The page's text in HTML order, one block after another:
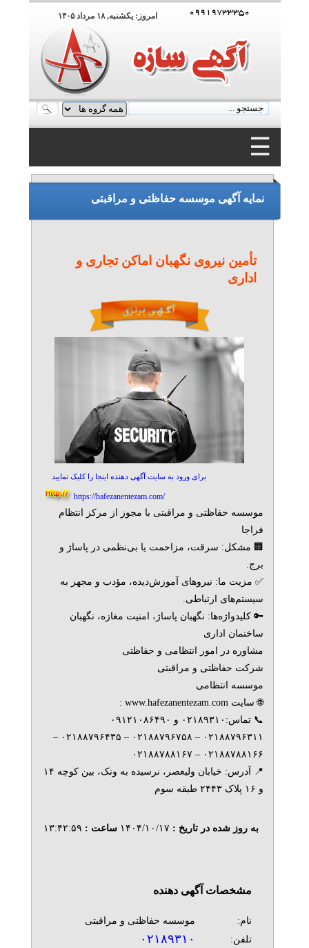
امروز: يکشنبه, ۱۸ مرداد ۱۴۰۵
☰
۰۹۹۱۹۷۳۳۳۵۰
۰۹۹۱۹۷۳۳۳۵۰
نمایه آگهی موسسه حفاظتی و مراقبتی
تأمین نیروی نگهبان اماکن تجاری و
اداری
برای ورود به سایت آگهی دهنده اینجا را کلیک نمایید
https://hafezanentezam.com/
موسسه حفاظتی و مراقبتی با مجوز از مرکز انتظام
فراجا
🏢 مشکل: سرقت، مزاحمت یا بی‌نظمی در پاساژ و
برج.
✅ مزیت ما: نیروهای آموزش‌دیده، مؤدب و مجهز به
سیستم‌های ارتباطی.
🔑 کلیدواژه‌ها: نگهبان پاساژ، امنیت مغازه، نگهبان
ساختمان اداری
مشاوره در امور انتظامی و حفاظتی
شرکت حفاظتی و مراقبتی
موسسه انتظامی
🌐 سایت www.hafezanentezam.com :
📞 تماس:۰۲۱۸۹۳۱۰ و ۰۹۱۲۱۰۸۶۴۹۰
۰۲۱۸۸۷۹۶۳۱۱ – ۰۲۱۸۸۷۹۶۷۵۸ – ۰۲۱۸۸۷۹۶۴۳۵ –
۰۲۱۸۸۷۸۸۱۶۶ – ۰۲۱۸۸۷۸۸۱۶۷
📍 آدرس: خیابان ولیعصر، نرسیده به ونک، بین کوچه ۱۴
و ۱۶ پلاک ۲۴۴۳ طبقه سوم
به روز شده در تاریخ : ۱۴۰۴/۱۰/۱۷ ساعت : ۱۳:۴۲:۵۹
مشخصات آگهی دهنده
نام:
موسسه حفاظتی و مراقبتی
تلفن:
۰۲۱۸۹۳۱۰